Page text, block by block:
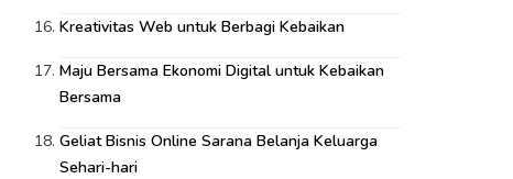
Kreativitas Web untuk Berbagi Kebaikan
Maju Bersama Ekonomi Digital untuk Kebaikan
Bersama
Geliat Bisnis Online Sarana Belanja Keluarga
Sehari-hari